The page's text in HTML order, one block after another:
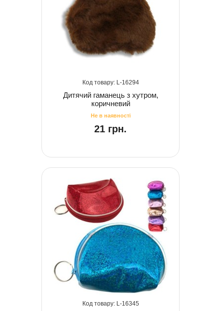
16294
Дитячий гаманець з хутром,
коричневий
21 грн.
16345